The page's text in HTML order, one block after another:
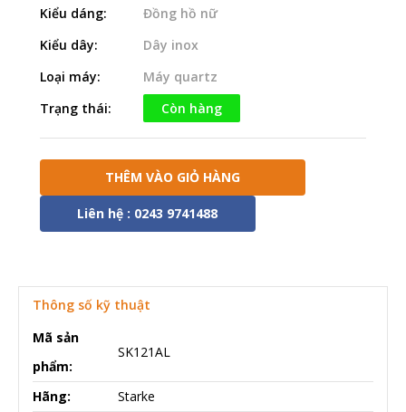
Kiểu dáng:
Đồng hồ nữ
Kiểu dây:
Dây inox
Loại máy:
Máy quartz
Trạng thái:
Còn hàng
THÊM VÀO GIỎ HÀNG
Liên hệ : 0243 9741488
Thông số kỹ thuật
Mã sản
phẩm:
SK121AL
Hãng:
Starke